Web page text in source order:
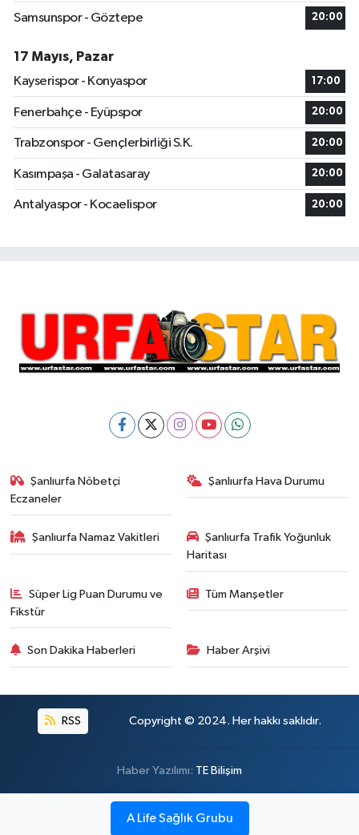
Samsunspor - Göztepe 20:00
17 Mayıs, Pazar
Kayserispor - Konyaspor
17:00
Fenerbahçe - Eyüpspor 20:00
Trabzonspor - Gençlerbirliği S.K. 20:00
Kasımpaşa - Galatasaray 20:00
Antalyaspor - Kocaelispor 20:00
Şanlıurfa Nöbetçi
Eczaneler
Şanlıurfa Hava Durumu
Şanlıurfa Namaz Vakitleri
Şanlıurfa Trafik Yoğunluk
Haritası
Süper Lig Puan Durumu ve
Fikstür
Tüm Manşetler
Son Dakika Haberleri Haber Arşivi
RSS Copyright © 2024. Her hakkı saklıdır.
Haber Yazılımı: TE Bilişim
A Life Sağlık Grubu